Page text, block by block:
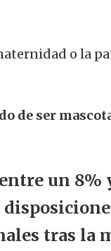
o la
de ser
un 8%
tras la